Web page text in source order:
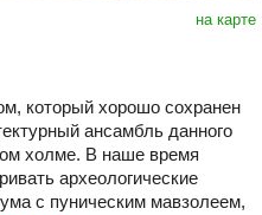
на карте
который хорошо сохранен
ансамбль данного
холме. В наше время
археологические
с пуническим мавзолеем,